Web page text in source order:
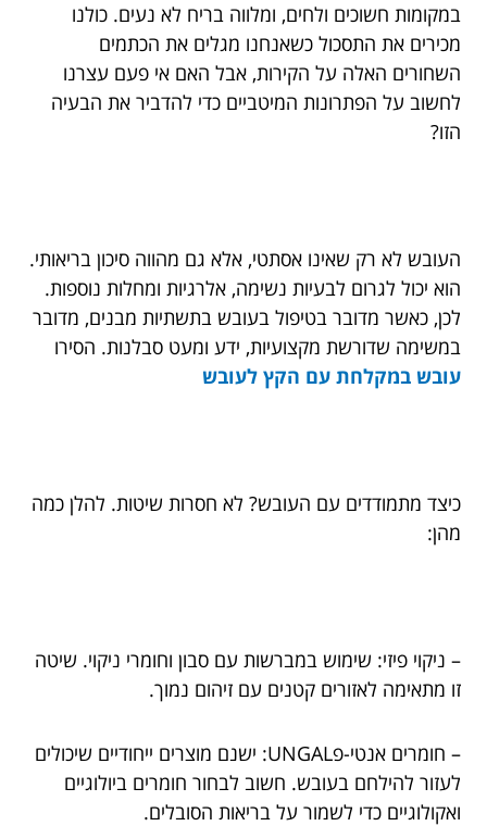
במקומות חשוכים ולחים, ומלווה בריח לא נעים. כולנו
מכירים את התסכול כשאנחנו מגלים את הכתמים
השחורים האלה על הקירות, אבל האם אי פעם עצרנו
לחשוב על הפתרונות המיטביים כדי להדביר את הבעיה
הזו?
העובש לא רק שאינו אסתטי, אלא גם מהווה סיכון בריאותי.
הוא יכול לגרום לבעיות נשימה, אלרגיות ומחלות נוספות.
לכן, כאשר מדובר בטיפול בעובש בתשתיות מבנים, מדובר
במשימה שדורשת מקצועיות, ידע ומעט סבלנות. הסירו
עובש במקלחת עם הקץ לעובש
כיצד מתמודדים עם העובש? לא חסרות שיטות. להלן כמה
מהן:
– ניקוי פיזי: שימוש במברשות עם סבון וחומרי ניקוי. שיטה
זו מתאימה לאזורים קטנים עם זיהום נמוך.
– חומרים אנטי-פUNGAL: ישנם מוצרים ייחודיים שיכולים
לעזור להילחם בעובש. חשוב לבחור חומרים ביולוגיים
ואקולוגיים כדי לשמור על בריאות הסובלים.